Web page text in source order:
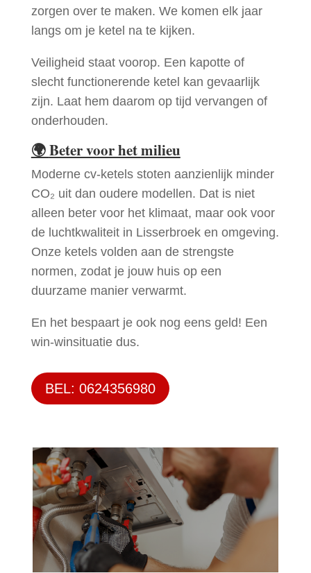
zorgen over te maken. We komen elk jaar
langs om je ketel na te kijken.
Veiligheid staat voorop. Een kapotte of
slecht functionerende ketel kan gevaarlijk
zijn. Laat hem daarom op tijd vervangen of
onderhouden.
🌍Beter voor het milieu
Moderne cv-ketels stoten aanzienlijk minder
CO₂ uit dan oudere modellen. Dat is niet
alleen beter voor het klimaat, maar ook voor
de luchtkwaliteit in Lisserbroek en omgeving.
Onze ketels volden aan de strengste
normen, zodat je jouw huis op een
duurzame manier verwarmt.
En het bespaart je ook nog eens geld! Een
win-winsituatie dus.
BEL: 0624356980